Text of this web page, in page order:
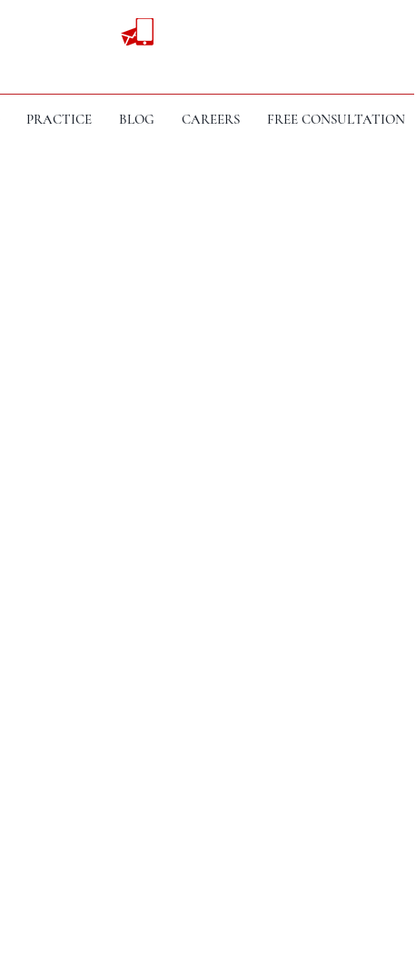
PRACTICE BLOG CAREERS FREE CONSULTATION